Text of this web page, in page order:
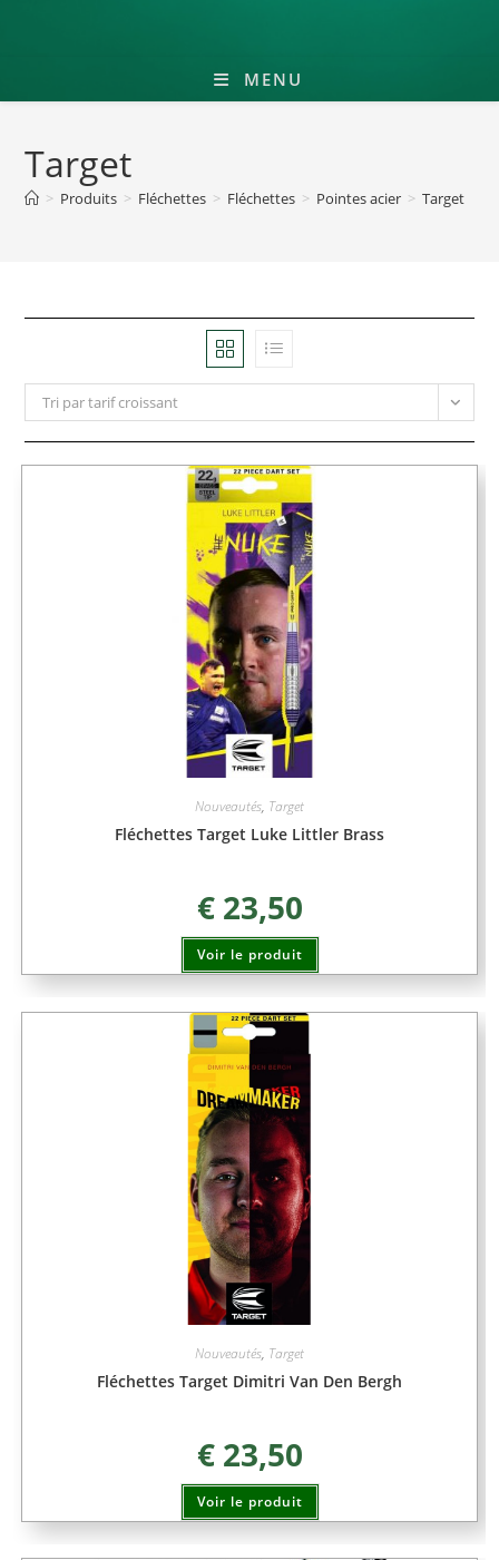
MENU
Target
> Produits > Fléchettes > Fléchettes > Pointes acier > Target
Tri par tarif croissant
Nouveautés, Target
Fléchettes Target Luke Littler Brass
€23,50
Voir le produit
Nouveautés, Target
Fléchettes Target Dimitri Van Den Bergh
€23,50
Voir le produit